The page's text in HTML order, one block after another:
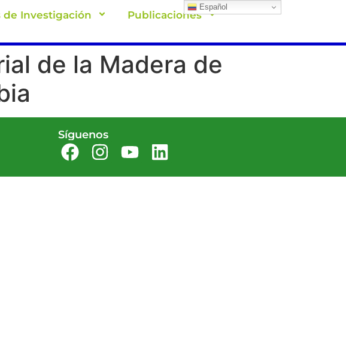
de Investigación Publicaciones
de la Madera de
Síguenos
Español